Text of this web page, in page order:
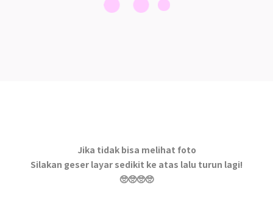
Jika tidak bisa melihat foto
Silakan geser layar sedikit ke atas lalu turun lagi!
🥺🥺🥺🥺